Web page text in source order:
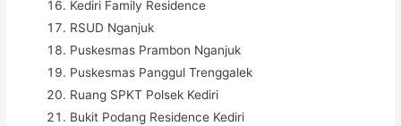
Kediri Family Residence
RSUD Nganjuk
Puskesmas Prambon Nganjuk
Puskesmas Panggul Trenggalek
Ruang SPKT Polsek Kediri
Bukit Podang Residence Kediri